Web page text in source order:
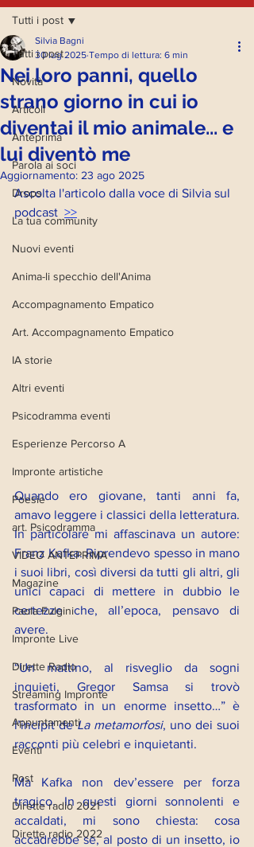
Tutti i post
Novità
Articoli
Anteprima
Parola ai soci
Drops
La tua community
Nuovi eventi
Anima-li specchio dell'Anima
Accompagnamento Empatico
Art. Accompagnamento Empatico
IA storie
Altri eventi
Psicodramma eventi
Esperienze Percorso A
Impronte artistiche
Poesie
art. Psicodramma
VIDEO ANTEPRIMA
Magazine
Paola Fulgini
Impronte Live
Dirette Radio
Streaming Impronte
Appuntamenti
Eventi
Post
Dirette radio 2021
Dirette radio 2022
Tutti i post
Nei loro panni, quello
strano giorno in cui io
diventai il mio animale... e
lui diventò me
Silvia Bagni
30 lug 2025 Tempo di lettura: 6 min
Aggiornamento: 23 ago 2025
Ascolta l'articolo dalla voce di Silvia sul
podcast >>
Quando ero giovane, tanti anni fa,
amavo leggere i classici della letteratura.
In particolare mi affascinava un autore:
Franz Kafka. Riprendevo spesso in mano
i suoi libri, così diversi da tutti gli altri, gli
unici capaci di mettere in dubbio le
certezze che, all’epoca, pensavo di
avere.
“Un mattino, al risveglio da sogni
inquieti, Gregor Samsa si trovò
trasformato in un enorme insetto…” è
l’incipit de La metamorfosi, uno dei suoi
racconti più celebri e inquietanti.
Ma Kafka non dev’essere per forza
tragico. In questi giorni sonnolenti e
accaldati, mi sono chiesta: cosa
accadrebbe se, al posto di un insetto, io